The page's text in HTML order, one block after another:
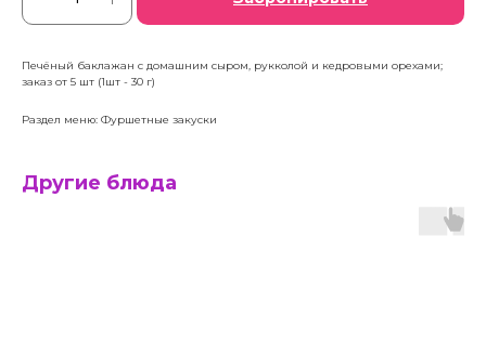
Печёный баклажан с домашним сыром, рукколой и кедровыми орехами;
заказ от 5 шт (1шт - 30 г)
Раздел меню: Фуршетные закуски
Другие блюда